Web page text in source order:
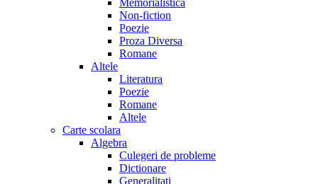
Memorialistica
Non-fiction
Poezie
Proza Diversa
Romane
Altele
Literatura
Poezie
Romane
Altele
Carte scolara
Algebra
Culegeri de probleme
Dictionare
Generalitati